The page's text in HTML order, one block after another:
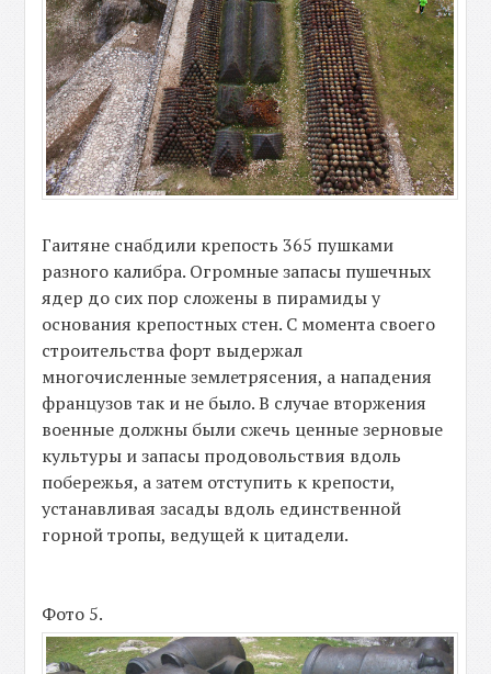
Гаитяне снабдили крепость 365 пушками
разного калибра. Огромные запасы пушечных
ядер до сих пор сложены в пирамиды у
основания крепостных стен. С момента своего
строительства форт выдержал
многочисленные землетрясения, а нападения
французов так и не было. В случае вторжения
военные должны были сжечь ценные зерновые
культуры и запасы продовольствия вдоль
побережья, а затем отступить к крепости,
устанавливая засады вдоль единственной
горной тропы, ведущей к цитадели.
Фото 5.